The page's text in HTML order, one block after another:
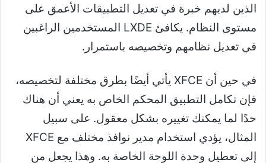
الذين لديهم خبرة في تعديل التطبيقات الأعمق على
مستوى النظام. يكافئ LXDE المستخدمين الراغبين
في تعديل نظامهم وتخصيصه باستمرار.
في حين أن XFCE يأتي أيضًا بطرق مختلفة لتخصيصه،
فإن تكامل التطبيق المحكم الخاص به يعني أن هناك
حدًا لما يمكنك تغييره بشكل معقول. على سبيل
المثال، يؤدي استخدام مدير نوافذ مختلف مع XFCE
إلى تعطيل وحدة اللوحة الخاصة به. وهذا يجعل من